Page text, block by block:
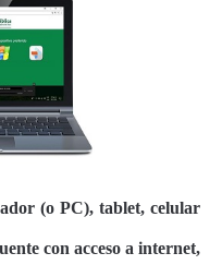
(o PC), tablet, celular
con acceso a internet,